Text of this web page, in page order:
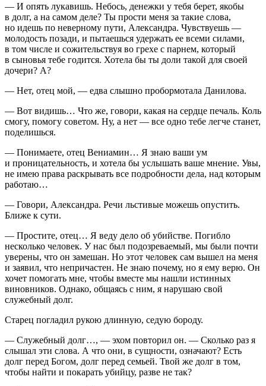
— И опять лукавишь. Небось, денежки у тебя берет, якобы
в долг, а на самом деле? Ты прости меня за такие слова,
но идешь по неверному пути, Александра. Чувствуешь —
молодость позади, и пытаешься удержать ее всеми силами,
в том числе и сожительствуя во грехе с парнем, который
в сыновья тебе годится. Хотела бы ты доли такой для своей
дочери? А?
— Нет, отец мой, — едва слышно пробормотала Данилова.
— Вот видишь… Что же, говори, какая на сердце печаль. Коль
смогу, помогу советом. Ну, а нет — все одно тебе легче станет,
поделишься.
— Понимаете, отец Вениамин… Я знаю ваши ум
и проницательность, и хотела бы услышать ваше мнение. Увы,
не имею права раскрывать все подробности дела, над которым
работаю…
— Говори, Александра. Речи льстивые можешь опустить.
Ближе к сути.
— Простите, отец… Я веду дело об убийстве. Погибло
несколько человек. У нас был подозреваемый, мы были почти
уверены, что он замешан. Но этот человек сам вышел на меня
и заявил, что непричастен. Не знаю почему, но я ему верю. Он
хочет помогать мне, чтобы вместе мы нашли истинных
виновников. Однако, общаясь с ним, я нарушаю свой
служебный долг.
Старец погладил рукою длинную, седую бороду.
— Служебный долг…, — эхом повторил он. — Сколько раз я
слышал эти слова. А что они, в сущности, означают? Есть
долг перед Богом, долг перед семьей. Твой же долг в том,
чтобы найти и покарать убийцу, разве не так?